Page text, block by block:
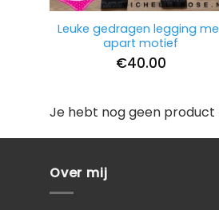
Leuke gedragen legging
apart motief
€40.00
Je hebt nog geen product
Over mij